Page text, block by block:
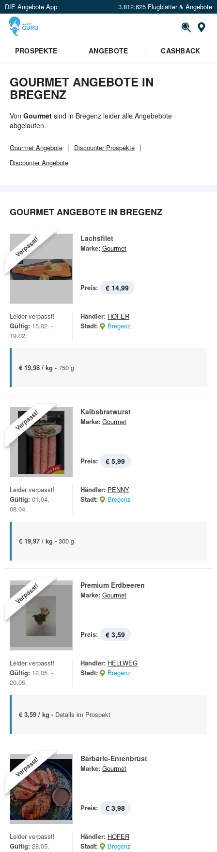
DIE Angebote App 3.812.625 Flugblätter & Angebote
PROSPEKTE ANGEBOTE CASHBACK
GOURMET ANGEBOTE IN
BREGENZ
Von Gourmet sind in Bregenz leider alle Angebebote
abgelaufen.
Gourmet Angebote DiscounterProspekte
DiscounterAngebote
GOURMET ANGEBOTE IN BREGENZ
Verpasst! Lachsfilet
Marke: Gourmet
Preis: € 14,99
Leider verpasst!
Gültig: 15.02. -
19.02.
Händler: HOFER
Stadt:
Bregenz
€ 19,98 / kg - 750 g
Verpasst! Kalbsbratwurst
Marke: Gourmet
Preis: € 5,99
Leider verpasst!
Gültig: 01.04. -
08.04.
Händler: PENNY
Stadt:
Bregenz
€ 19,97 / kg - 300 g
Verpasst! Premium Erdbeeren
Marke: Gourmet
Preis: € 3,59
Leider verpasst!
Gültig: 12.05. -
20.05.
Händler: HELLWEG
Stadt:
Bregenz
€ 3,59 / kg - Details im Prospekt
Verpasst! Barbarie-Entenbrust
Marke: Gourmet
Preis: € 3,98
Leider verpasst!
Gültig: 28.05. -
Händler: HOFER
Stadt:
Bregenz